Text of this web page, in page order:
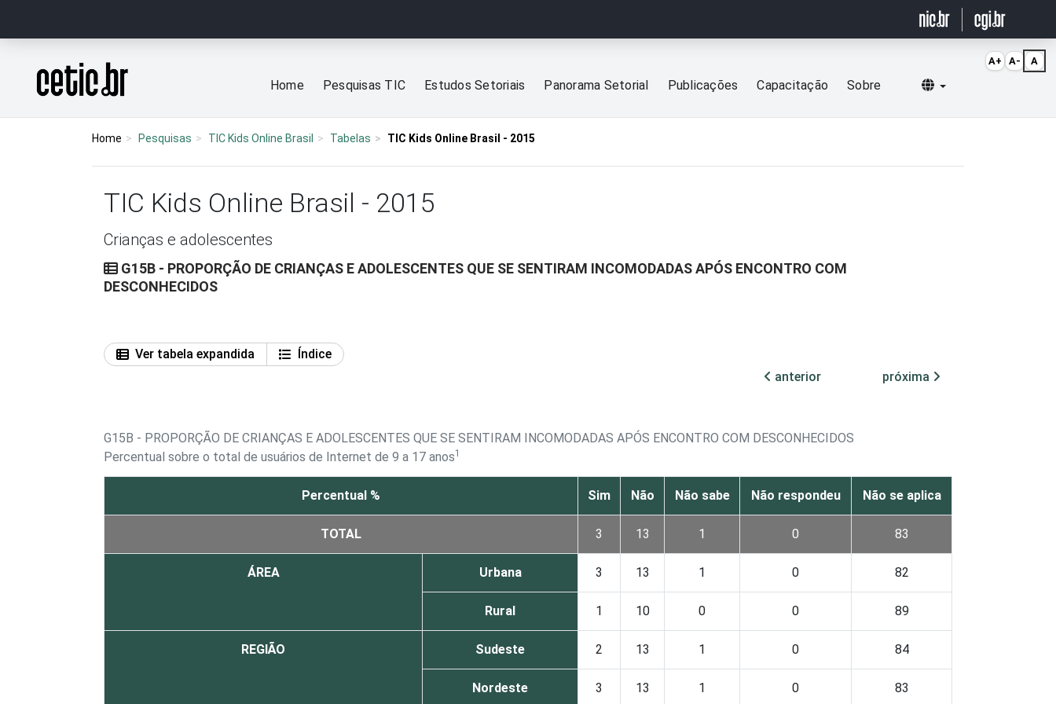
Página inicial
Home Pesquisas TIC Estudos Setoriais Panorama Setorial Publicações Capacitação Sobre Selecionar idioma
Home Pesquisas TIC Kids Online Brasil Tabelas TIC Kids Online Brasil - 2015
TIC Kids Online Brasil - 2015
Crianças e adolescentes
G15B - PROPORÇÃO DE CRIANÇAS E ADOLESCENTES QUE SE SENTIRAM INCOMODADAS APÓS ENCONTRO COM
DESCONHECIDOS
Ver tabela expandida
Índice
anterior
próxima
G15B - PROPORÇÃO DE CRIANÇAS E ADOLESCENTES QUE SE SENTIRAM INCOMODADAS APÓS ENCONTRO COM DESCONHECIDOS
Percentual sobre o total de usuários de Internet de 9 a 17 anos1
Percentual % Sim Não Não sabe Não respondeu Não se aplica
TOTAL 3 13 1 0 83
ÁREA Urbana 3 13 1 0 82
Rural 1 10 0 0 89
REGIÃO Sudeste 2 13 1 0 84
Nordeste 3 13 1 0 83
A+ A- A